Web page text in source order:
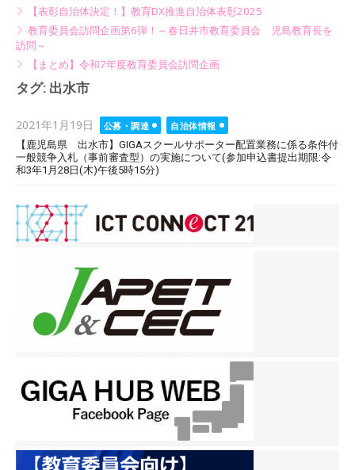
【表彰自治体決定！】教育DX推進自治体表彰2025
教育委員会訪問企画第6弾！～春日井市教育委員会 児島教育長を
訪問～
【まとめ】令和7年度教育委員会訪問企画
タグ: 出水市
Posted
on
2021年1月19日 公募・調達
自治体情報
【鹿児島県 出水市】GIGAスクールサポーター配置業務に係る条件付
一般競争入札（事前審査型）の実施について(参加申込書提出期限:令
和3年1月28日(木)午後5時15分)